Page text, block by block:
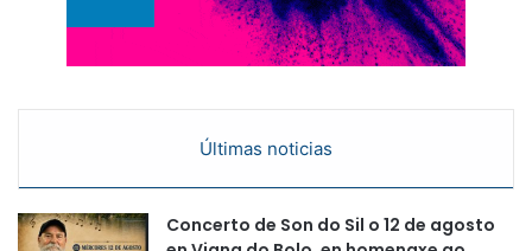
Últimas noticias
Concerto de Son do Sil o 12 de agosto